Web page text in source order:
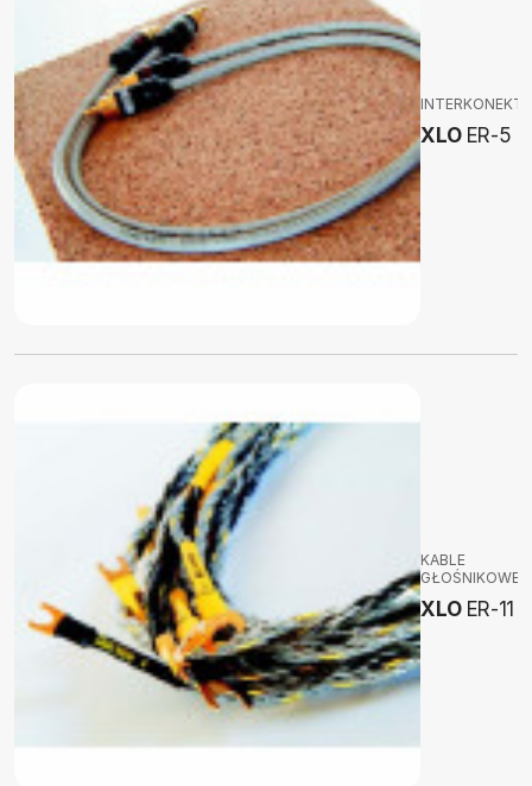
INTERKONEKTY
XLO ER-5
KABLE
GŁOŚNIKOWE
XLO ER-11